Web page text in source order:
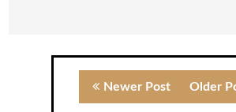
Newer Post Older